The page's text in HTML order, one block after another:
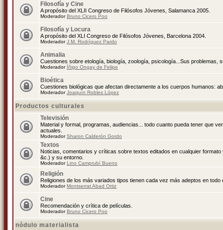
Filosofía y Cine
A propósito del XLII Congreso de Filósofos Jóvenes, Salamanca 2005.
ModeradorBruno Cicero Poo
Filosofía y Locura
A propósito del XLI Congreso de Filósofos Jóvenes, Barcelona 2004.
ModeradorJ.M. Rodríguez Pardo
Animalia
Cuestiones sobre etología, biología, zoología, psicología...Sus problemas,
Moderador Íñigo Ongay de Felipe
Bioética
Cuestiones biológicas que afectan directamente a los cuerpos humanos:
ModeradorJoaquín Robles López
Productos culturales
Televisión
Material y formal, programas, audiencias... todo cuanto pueda tener que
actuales.
ModeradorSharon Calderón Gordo
Textos
Noticias, comentarios y críticas sobre textos editados en cualquier
&c.) y su entorno.
ModeradorLino Camprubí Bueno
Religión
Religiones de los más variados tipos tienen cada vez más adeptos en todo
ModeradorMontserrat Abad Ortiz
Cine
Recomendación y crítica de películas.
ModeradorBruno Cicero Poo
nódulo materialista